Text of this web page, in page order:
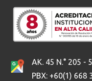
AK. 45 N.° 205
PBX: +60(1) 668